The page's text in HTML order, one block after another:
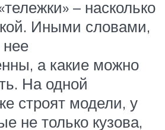
– насколько
Иными словами,
нее
а какие можно
На одной
строят модели, у
не только кузова,